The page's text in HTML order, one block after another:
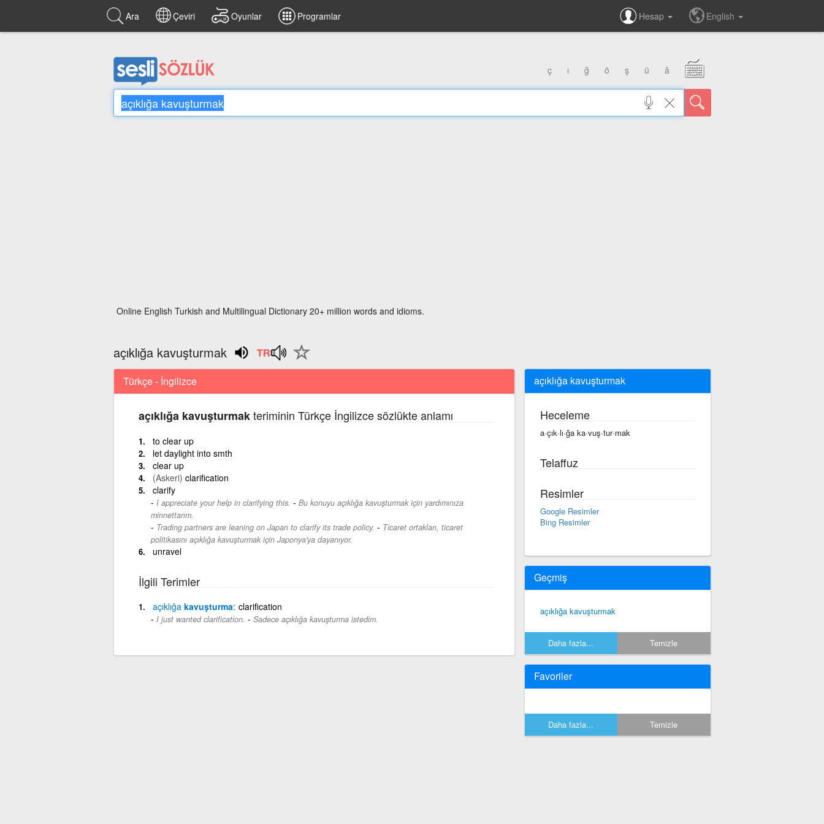
Ara Çeviri Oyunlar Programlar Hesap English
ç ı ğ ö ş ü â
Online English Turkish and Multilingual Dictionary 20+ million words and idioms.
açıklığa kavuşturmak
Türkçe - İngilizce
açıklığa kavuşturmakteriminin Türkçe İngilizce sözlükte anlamı
to clear up
let daylight into smth
clear up
(Askeri) clarification
clarify
I appreciate your help in clarifying this. - Bu konuyu açıklığa kavuşturmak için yardımınıza
minnettarım.
Trading partners are leaning on Japan to clarify its trade policy. - Ticaret ortakları, ticaret
politikasını açıklığa kavuşturmak için Japonya'ya dayanıyor.
unravel
İlgili Terimler
açıklığa kavuşturma clarification
I just wanted clarification. - Sadece açıklığa kavuşturma istedim.
açıklığa kavuşturmak
Heceleme
a·çık·lı·ğa ka·vuş·tur·mak
Telaffuz
Resimler
Google Resimler
Bing Resimler
Geçmiş
açıklığa kavuşturmak
Daha fazla... Temizle
Favoriler
Daha fazla... Temizle